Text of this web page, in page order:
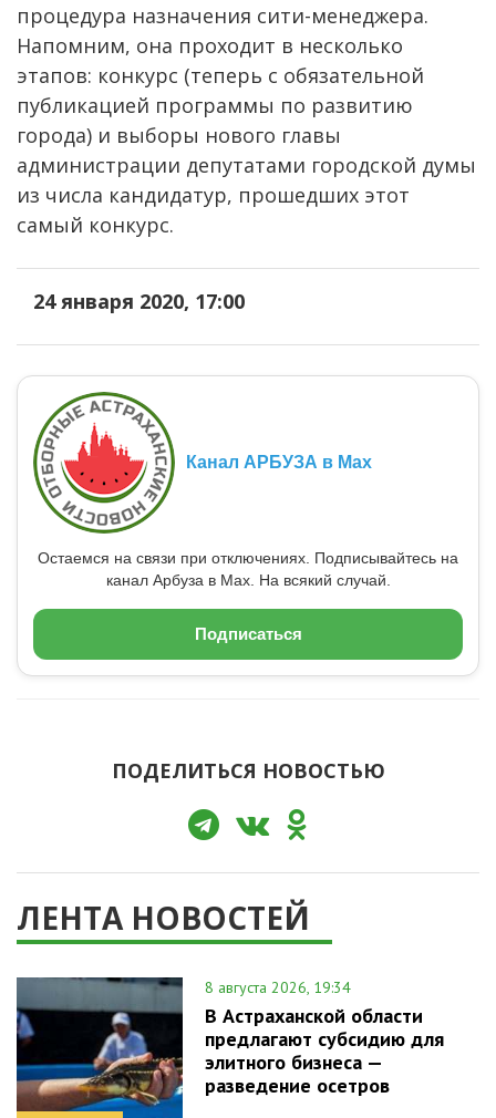
процедура назначения сити-менеджера.
Напомним, она проходит в несколько
этапов: конкурс (теперь с обязательной
публикацией программы по развитию
города) и выборы нового главы
администрации депутатами городской думы
из числа кандидатур, прошедших этот
самый конкурс.
24 января 2020, 17:00
Канал АРБУЗА в Max
Остаемся на связи при отключениях. Подписывайтесь на
канал Арбуза в Max. На всякий случай.
Подписаться
ПОДЕЛИТЬСЯ НОВОСТЬЮ
ЛЕНТА НОВОСТЕЙ
8 августа 2026, 19:34
В Астраханской области
предлагают субсидию для
элитного бизнеса —
разведение осетров